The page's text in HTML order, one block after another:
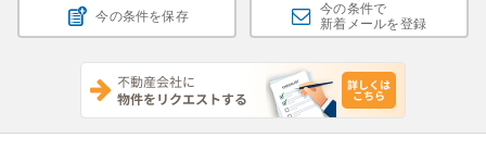
今の条件を保存
今の条件で
新着メールを登録